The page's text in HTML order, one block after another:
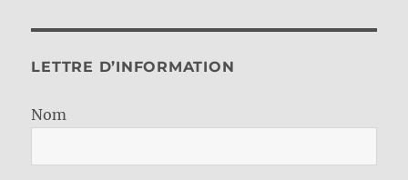
LETTRE D’INFORMATION
Nom